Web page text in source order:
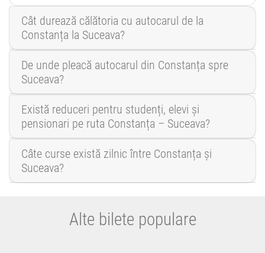
Cât durează călătoria cu autocarul de la
Constanța la Suceava?
De unde pleacă autocarul din Constanța spre
Suceava?
Există reduceri pentru studenți, elevi și
pensionari pe ruta Constanța – Suceava?
Câte curse există zilnic între Constanța și
Suceava?
Alte bilete populare